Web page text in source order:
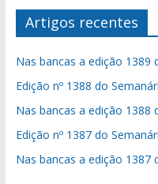
Artigos recentes
Nas bancas a edição 1389
Edição nº 1388 do
Nas bancas a edição 1388
Edição nº 1387 do
Nas bancas a edição 1387